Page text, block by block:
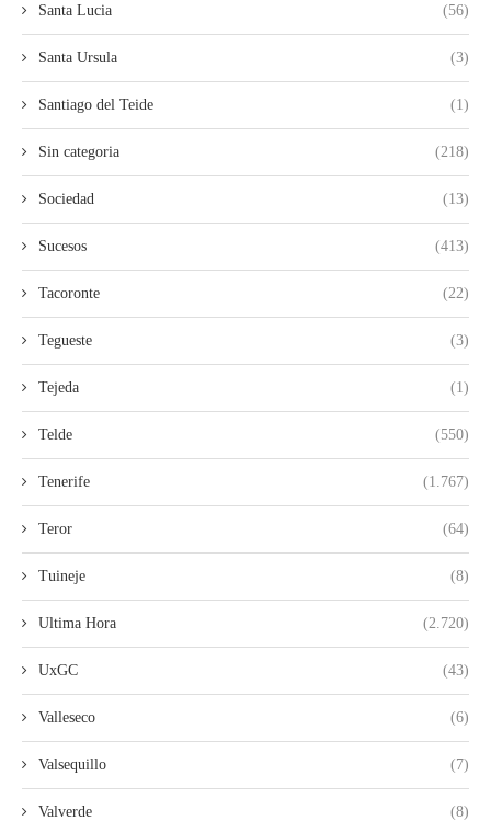
Santa Lucia (56)
Santa Ursula (3)
Santiago del Teide (1)
Sin categoria (218)
Sociedad (13)
Sucesos (413)
Tacoronte (22)
Tegueste (3)
Tejeda (1)
Telde (550)
Tenerife (1.767)
Teror (64)
Tuineje (8)
Ultima Hora (2.720)
UxGC (43)
Valleseco (6)
Valsequillo (7)
Valverde (8)